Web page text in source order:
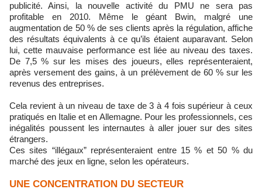
publicité. Ainsi, la nouvelle activité du PMU ne sera pas
profitable en 2010. Même le géant Bwin, malgré une
augmentation de 50 % de ses clients après la régulation, affiche
des résultats équivalents à ce qu’ils étaient auparavant. Selon
lui, cette mauvaise performance est liée au niveau des taxes.
De 7,5 % sur les mises des joueurs, elles représenteraient,
après versement des gains, à un prélèvement de 60 % sur les
revenus des entreprises.
Cela revient à un niveau de taxe de 3 à 4 fois supérieur à ceux
pratiqués en Italie et en Allemagne. Pour les professionnels, ces
inégalités poussent les internautes à aller jouer sur des sites
étrangers.
Ces sites “illégaux” représenteraient entre 15 % et 50 % du
marché des jeux en ligne, selon les opérateurs.
UNE CONCENTRATION DU SECTEUR